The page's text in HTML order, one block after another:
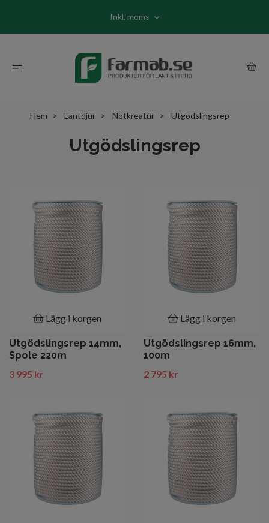
Inkl. moms
Hem Lantdjur Nötkreatur Utgödslingsrep
Utgödslingsrep
Lägg i korgen
Utgödslingsrep 14mm,
Spole 220m
3 995 kr
Lägg i korgen
Utgödslingsrep 16mm,
100m
2 795 kr